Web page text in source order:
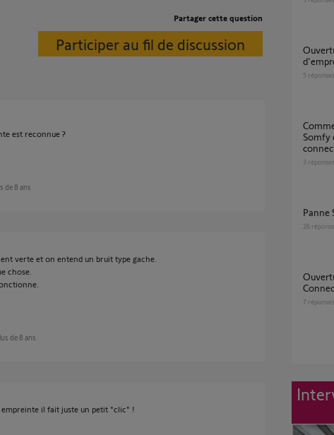
Partager cette question
Participer au fil de discussion
est reconnue ?
de 8 ans
verte et on entend un bruit type gache.
chose.
de 8 ans
il fait juste un petit "clic" !
Ouverture slidymoove 600 avec un lecteur
5 réponses
Comment brancher ma porte de garage
Somfy
3 réponses
26
Ouverture pieton sur un Visiophone V®350
7 réponses